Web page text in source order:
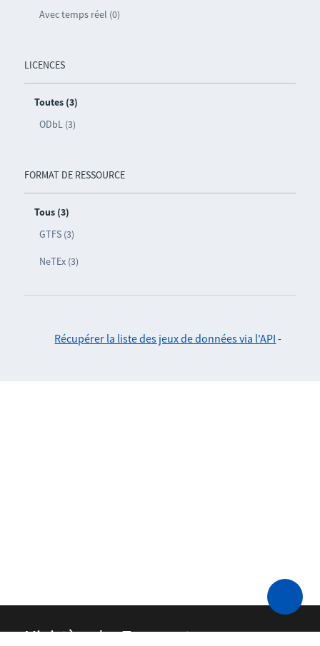
Avec temps réel (0)
LICENCES
Toutes (3)
ODbL (3)
FORMAT DE RESSOURCE
Tous (3)
GTFS (3)
NeTEx (3)
Récupérer la liste des jeux de données via l'API -
Ministère des Transports